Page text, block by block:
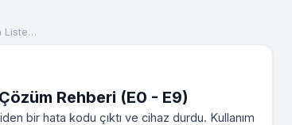
Liste…
Rehberi (E0 - E9)
bir hata kodu çıktı ve cihaz durdu. Kullanım